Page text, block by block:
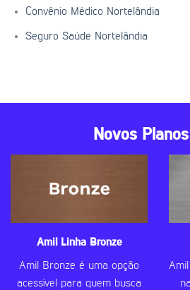
Convênio Médico Nortelândia
Seguro Saúde Nortelândia
Novos
Amil Linha Bronze
Amil Bronze é uma opção
acessível para quem busca